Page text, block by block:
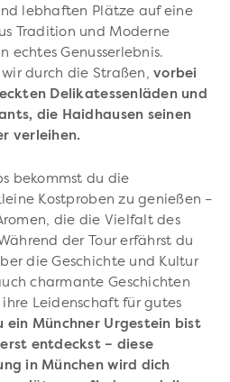
lebhaften Plätze auf eine
Tradition und Moderne
echtes Genusserlebnis.
wir durch die Straßen,vorbei
Delikatessenläden und
die Haidhausen seinen
verleihen.
bekommst du die
Kostproben zu genießen –
die die Vielfalt des
der Tour erfährst du
die Geschichte und Kultur
charmante Geschichten
Leidenschaft für gutes
ein Münchner Urgestein bist
entdeckst – diese
in München wird dich